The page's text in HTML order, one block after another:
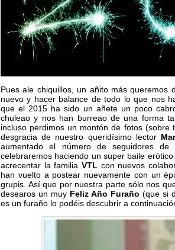
Pues ale chiquillos, un añito más
nuevo y hacer balance de todo lo que nos
que el 2015 ha sido un añete un poco
chuleao y nos han burreao de una forma
incluso perdimos un montón de fotos
desgracia de nuestro queridísimo lector
aumentado el número de seguidores
celebraremos haciendo un super baile
acrecentar la familiaVTL con nuevos
han vuelto a postear nuevamente con un
grupis. Así que por nuestra parte sólo nos
desearos un muy Feliz Año Furaño (que si
es un furaño lo podéis descubrir a